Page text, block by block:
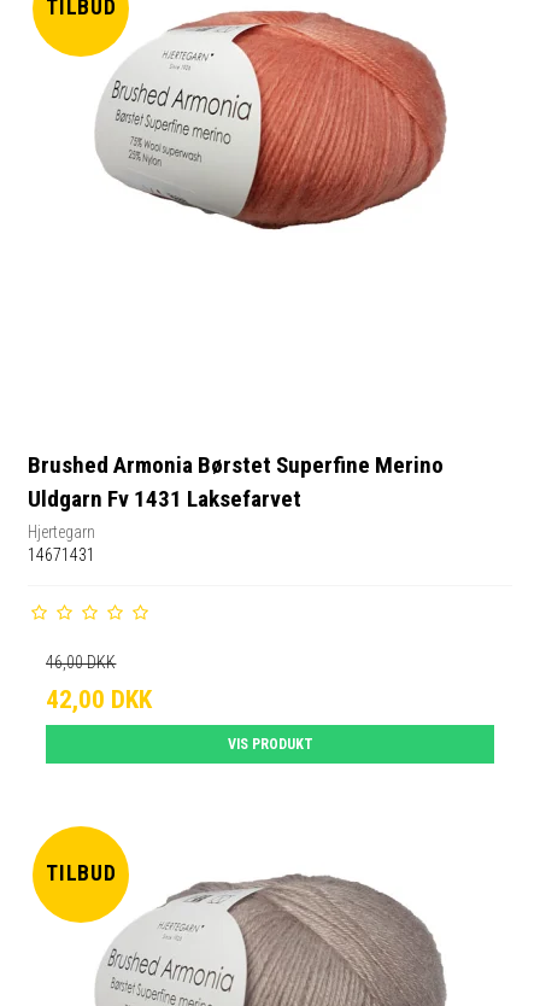
TILBUD
Brushed Armonia Børstet Superfine Merino
Uldgarn Fv 1431 Laksefarvet
Hjertegarn
14671431
46,00 DKK
42,00 DKK
VIS PRODUKT
TILBUD